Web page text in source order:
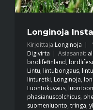
Longinoja
Kirjoittaja Longinoja |
Digivirta | Asiasanat:
birdlifefinland,
Lintu, lintubongaus,
linturetki, Longinoja,
Luontokuvaus,
phasianuscolchicus,
suomenluonto, tringa,